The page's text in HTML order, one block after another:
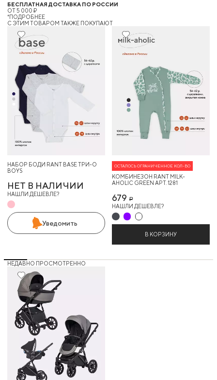
БЕСПЛАТНАЯ ДОСТАВКА ПО РОССИИ
ОТ 5 000 ₽
*ПОДРОБНЕЕ
C ЭТИМ ТОВАРОМ ТАКЖЕ ПОКУПАЮТ
НАБОР БОДИ RANT BASE ТРИ-О
BOYS
НЕТ В НАЛИЧИИ
НАШЛИ ДЕШЕВЛЕ?
Уведомить
ОСТАЛОСЬ ОГРАНИЧЕННОЕ КОЛ-ВО
КОМБИНЕЗОН RANT MILK-
AHOLIC GREEN АРТ. 1281
679 Р
НАШЛИ ДЕШЕВЛЕ?
В КОРЗИНУ
НЕДАВНО ПРОСМОТРЕННО